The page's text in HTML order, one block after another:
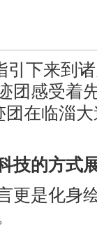
下来到诸
团感受着
团在临淄
技的方式
是化身